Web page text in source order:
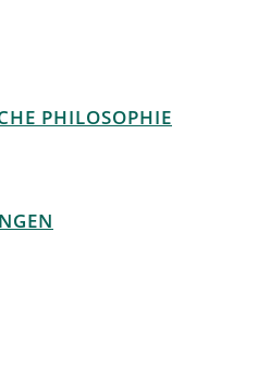
PHILOSOPHIE